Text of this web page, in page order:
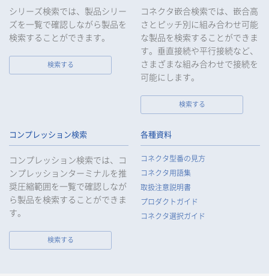
等の保護を最優先する考えのもと、被害を最小限にとどめるた
めに合理的な範囲で速やかに対応し、再発防止に向けた取り組
みを行います。
当社は、個人情報報保護のための管理体制および取り組みを継
続的に見直し、定期的に評価を実施し、その改善に努めてまい
ります。
個人情報の取得
当社は、当社サービスの提供にあたり、お客様等の氏名、住
所、電話番号、電子メールアドレス、勤務先情報（所属会社
名、所属部署名、役職、住所、電話（FAX）番号等）、性別、銀
行口座情報等の個人情報を取得します。当社は、適正に個人情
報を取得し、偽りその他不正の手段により取得することはいた
なお、当社は、Cookieおよびその他のトラッキング技術（例え
ばWebビーコン）を使用して、IPアドレス等の識別子を含む、
シリーズ検索では、製品シリー
ズを一覧で確認しながら製品を
検索することができます。
検索する
コネクタ嵌合検索では、嵌合高
さとピッチ別に組み合わせ可能
な製品を検索することができま
す。垂直接続や平行接続など、
さまざまな組み合わせで接続を
可能にします。
検索する
コンプレッション検索
コンプレッション検索では、コ
ンプレッションターミナルを推
奨圧縮範囲を一覧で確認しなが
ら製品を検索することができま
す。
検索する
各種資料
コネクタ型番の見方
コネクタ用語集
取扱注意説明書
プロダクトガイド
コネクタ選択ガイド